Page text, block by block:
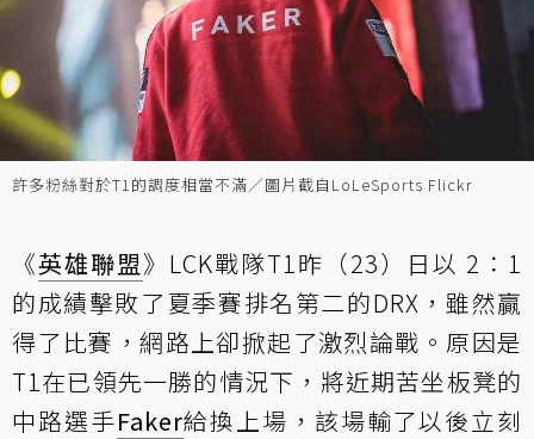
許多粉絲對於T1的調度相當不滿／圖片截自LoLeSports Flickr
《英雄聯盟》LCK戰隊T1昨（23）日以 2：1
的成績擊敗了夏季賽排名第二的DRX，雖然贏
得了比賽，網路上卻掀起了激烈論戰。原因是
T1在已領先一勝的情況下，將近期苦坐板凳的
中路選手Faker給換上場，該場輸了以後立刻